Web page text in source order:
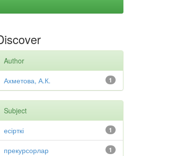
Author
1
Ахметова, А.К.
Subject
1
есірткі
1
прекурсорлар